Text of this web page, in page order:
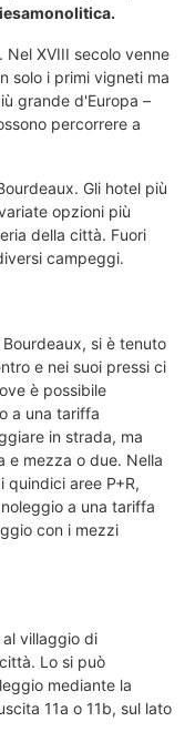
monolitica.
Nel XVIII secolo venne
solo i primi vigneti ma
grande d'Europa –
percorrere a
Gli hotel più
opzioni più
della città. Fuori
campeggi.
si è tenuto
e nei suoi pressi ci
è possibile
a una tariffa
in strada, ma
e mezza o due. Nella
quindici aree P+R,
a una tariffa
con i mezzi
villaggio di
Lo si può
mediante la
11a o 11b, sul lato